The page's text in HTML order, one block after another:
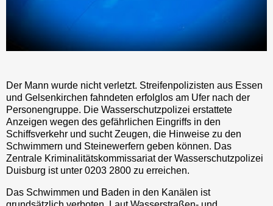
Der Mann wurde nicht verletzt. Streifenpolizisten aus Essen
und Gelsenkirchen fahndeten erfolglos am Ufer nach der
Personengruppe. Die Wasserschutzpolizei erstattete
Anzeigen wegen des gefährlichen Eingriffs in den
Schiffsverkehr und sucht Zeugen, die Hinweise zu den
Schwimmern und Steinewerfern geben können. Das
Zentrale Kriminalitätskommissariat der Wasserschutzpolizei
Duisburg ist unter 0203 2800 zu erreichen.
Das Schwimmen und Baden in den Kanälen ist